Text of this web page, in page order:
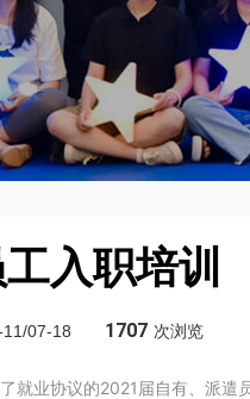
入职培训
07-18 1707 次浏览
就业协议的2021届自有、派